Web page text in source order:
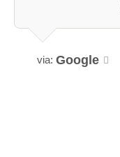
via: Google